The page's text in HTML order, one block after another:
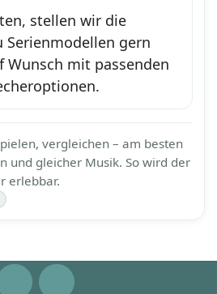
stellen wir die
Serienmodellen gern
Wunsch mit passenden
vergleichen – am besten
und gleicher Musik. So wird der
erlebbar.